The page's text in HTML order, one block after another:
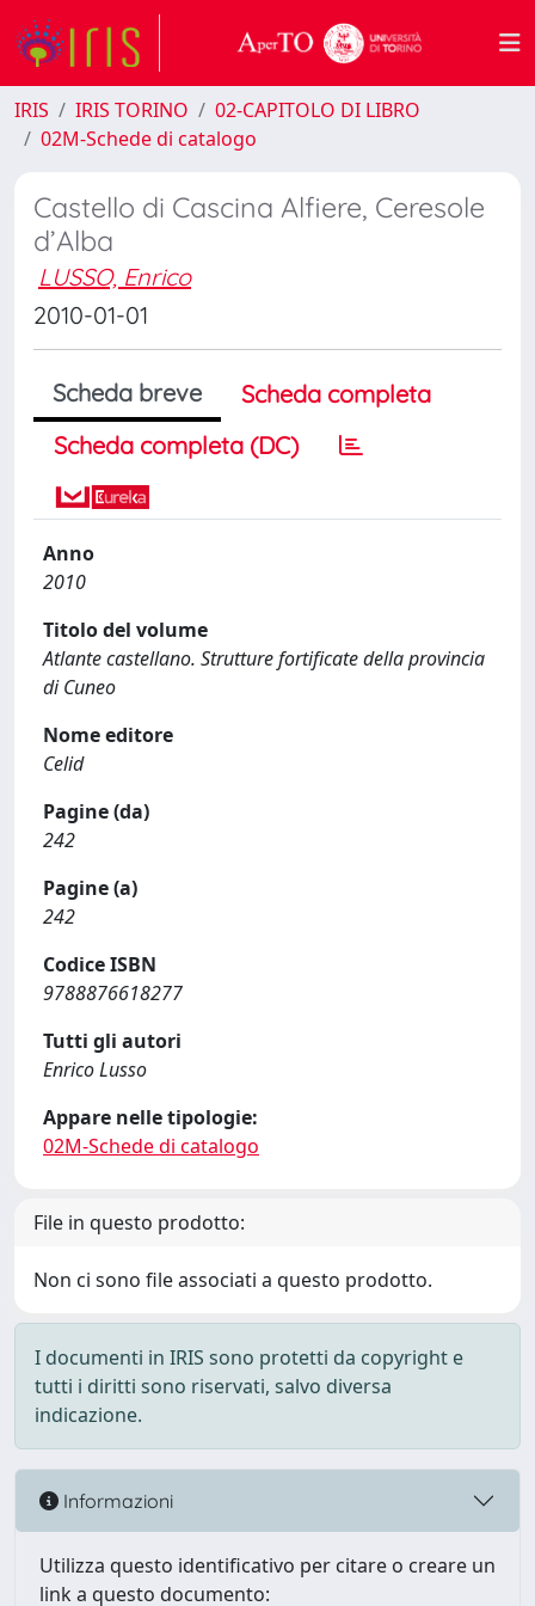
IRIS IRIS TORINO
02-CAPITOLO DI LIBRO
02M-Schede di catalogo
Castello di Cascina Alfiere, Ceresole
d’Alba
LUSSO, Enrico
2010-01-01
Scheda breve
Scheda completa
Scheda completa (DC)
Anno
2010
Titolo del volume
Atlante castellano. Strutture fortificate della provincia
di Cuneo
Nome editore
Celid
Pagine (da)
242
Pagine (a)
242
Codice ISBN
9788876618277
Tutti gli autori
Enrico Lusso
Appare nelle tipologie:
02M-Schede di catalogo
File in questo prodotto:
Non ci sono file associati a questo prodotto.
I documenti in IRIS sono protetti da copyright e
tutti i diritti sono riservati, salvo diversa
indicazione.
Informazioni
Utilizza questo identificativo per citare o creare un
link a questo documento: